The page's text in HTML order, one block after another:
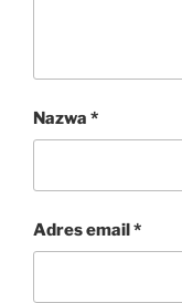
Nazwa *
Adres email*